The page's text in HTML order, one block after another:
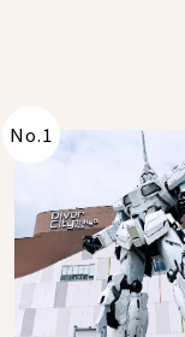
No.1